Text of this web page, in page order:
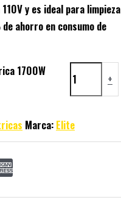
y es ideal para limpieza
ahorro en consumo de
1700W
+
Marca: Elite